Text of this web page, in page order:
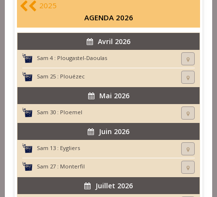
2025
AGENDA 2026
Avril 2026
Sam 4 : Plougastel-Daoulas
Sam 25 : Plouézec
Mai 2026
Sam 30 : Ploemel
Juin 2026
Sam 13 : Eygliers
Sam 27 : Monterfil
Juillet 2026